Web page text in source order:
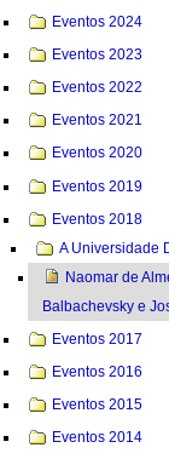
Eventos 2024
Eventos 2023
Eventos 2022
Eventos 2021
Eventos 2020
Eventos 2019
Eventos 2018
A Universidade
Naomar de
Balbachevsky e
Eventos 2017
Eventos 2016
Eventos 2015
Eventos 2014